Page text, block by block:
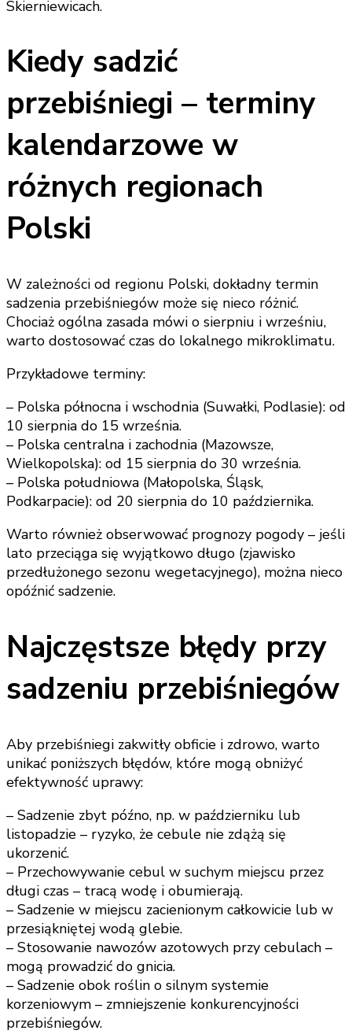
Skierniewicach.
Kiedy sadzić
przebiśniegi – terminy
kalendarzowe w
różnych regionach
Polski
W zależności od regionu Polski, dokładny termin
sadzenia przebiśniegów może się nieco różnić.
Chociaż ogólna zasada mówi o sierpniu i wrześniu,
warto dostosować czas do lokalnego mikroklimatu.
Przykładowe terminy:
– Polska północna i wschodnia (Suwałki, Podlasie): od
10 sierpnia do 15 września.
– Polska centralna i zachodnia (Mazowsze,
Wielkopolska): od 15 sierpnia do 30 września.
– Polska południowa (Małopolska, Śląsk,
Podkarpacie): od 20 sierpnia do 10 października.
Warto również obserwować prognozy pogody – jeśli
lato przeciąga się wyjątkowo długo (zjawisko
przedłużonego sezonu wegetacyjnego), można nieco
opóźnić sadzenie.
Najczęstsze błędy przy
sadzeniu przebiśniegów
Aby przebiśniegi zakwitły obficie i zdrowo, warto
unikać poniższych błędów, które mogą obniżyć
efektywność uprawy:
– Sadzenie zbyt późno, np. w październiku lub
listopadzie – ryzyko, że cebule nie zdążą się
ukorzenić.
– Przechowywanie cebul w suchym miejscu przez
długi czas – tracą wodę i obumierają.
– Sadzenie w miejscu zacienionym całkowicie lub w
przesiąkniętej wodą glebie.
– Stosowanie nawozów azotowych przy cebulach –
mogą prowadzić do gnicia.
– Sadzenie obok roślin o silnym systemie
korzeniowym – zmniejszenie konkurencyjności
przebiśniegów.